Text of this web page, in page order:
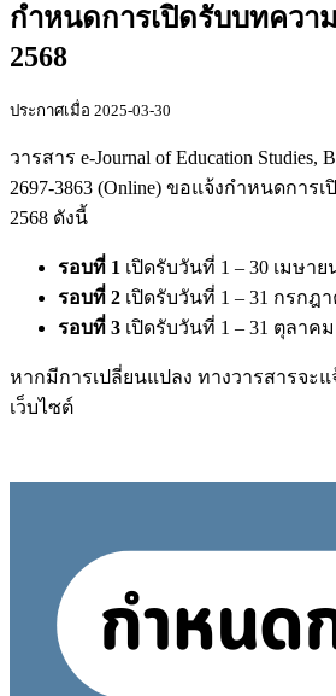
กำหนดการเปิดรับบทควา
2568
ประกาศเมื่อ 2025-03-30
วารสาร e-Journal of Education Studies,
2697-3863 (Online) ขอแจ้งกำหนดการ
2568 ดังนี้
รอบที่ 1 เปิดรับวันที่ 1 – 30 เมษาย
รอบที่ 2 เปิดรับวันที่ 1 – 31 กรกฎ
รอบที่ 3 เปิดรับวันที่ 1 – 31 ตุลาคม
หากมีการเปลี่ยนแปลง ทางวารสารจะ
เว็บไซต์